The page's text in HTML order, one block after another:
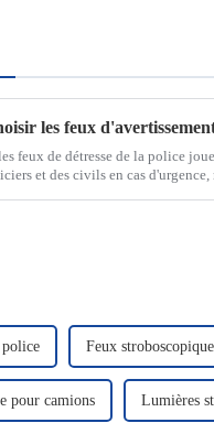
feux de détresse de la police
et des civils en cas
Feux
pour camions Lumières